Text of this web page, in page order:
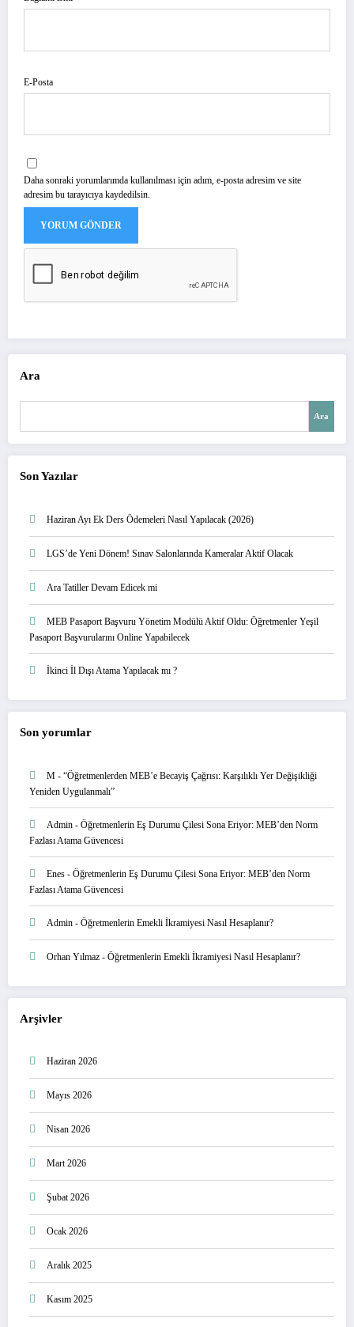
E-Posta
Daha sonraki yorumlarımda kullanılması için adım, e-posta adresim ve site
adresim bu tarayıcıya kaydedilsin.
Ara
Ara
Son Yazılar
Haziran Ayı Ek Ders Ödemeleri Nasıl Yapılacak (2026)
LGS’de Yeni Dönem! Sınav Salonlarında Kameralar Aktif Olacak
Ara Tatiller Devam Edicek mi
MEB Pasaport Başvuru Yönetim Modülü Aktif Oldu: Öğretmenler Yeşil
Pasaport Başvurularını Online Yapabilecek
İkinci İl Dışı Atama Yapılacak mı ?
Son yorumlar
M - “Öğretmenlerden MEB’e Becayiş Çağrısı: Karşılıklı Yer Değişikliği
Yeniden Uygulanmalı”
Admin - Öğretmenlerin Eş Durumu Çilesi Sona Eriyor: MEB’den Norm
Fazlası Atama Güvencesi
Enes - Öğretmenlerin Eş Durumu Çilesi Sona Eriyor: MEB’den Norm
Fazlası Atama Güvencesi
Admin - Öğretmenlerin Emekli İkramiyesi Nasıl Hesaplanır?
Orhan Yılmaz - Öğretmenlerin Emekli İkramiyesi Nasıl Hesaplanır?
Arşivler
Haziran 2026
Mayıs 2026
Nisan 2026
Mart 2026
Şubat 2026
Ocak 2026
Aralık 2025
Kasım 2025